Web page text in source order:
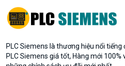
PLC Siemens là thương hiệu nổi
PLC Siemens giá tốt, Hàng mới